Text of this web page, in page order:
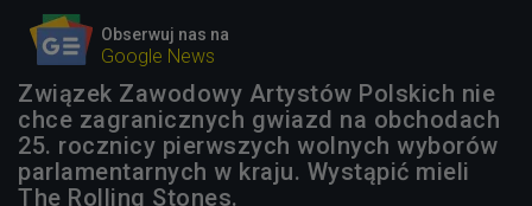
Obserwuj nas na
Google News
Związek Zawodowy Artystów Polskich nie
chce zagranicznych gwiazd na obchodach
25. rocznicy pierwszych wolnych wyborów
parlamentarnych w kraju. Wystąpić mieli
The Rolling Stones.